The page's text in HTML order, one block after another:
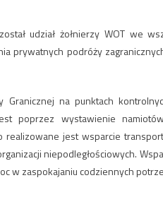
udział żołnierzy WOT we
prywatnych podróży
Granicznej na punktach
poprzez wystawienie
jest wsparcie
niepodległościowych.
w zaspokajaniu codziennych